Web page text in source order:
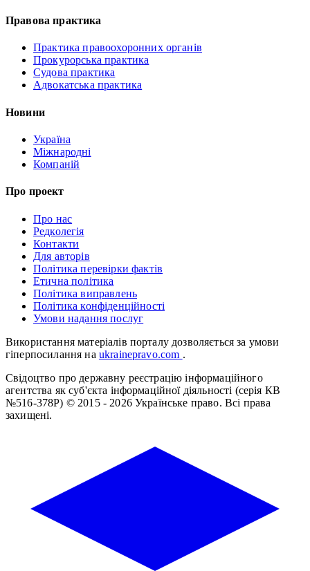
Правова практика
Практика правоохоронних органів
Прокурорська практика
Судова практика
Адвокатська практика
Новини
Україна
Міжнародні
Компаній
Про проект
Про нас
Редколегія
Контакти
Для авторів
Політика перевірки фактів
Етична політика
Політика виправлень
Політика конфіденційності
Умови надання послуг
Використання матеріалів порталу дозволяється за умови
гіперпосилання на ukrainepravo.com .
Свідоцтво про державну реєстрацію інформаційного
агентства як суб'єкта інформаційної діяльності (серія КВ
№516-378Р) © 2015 - 2026 Українське право. Всі права
захищені.